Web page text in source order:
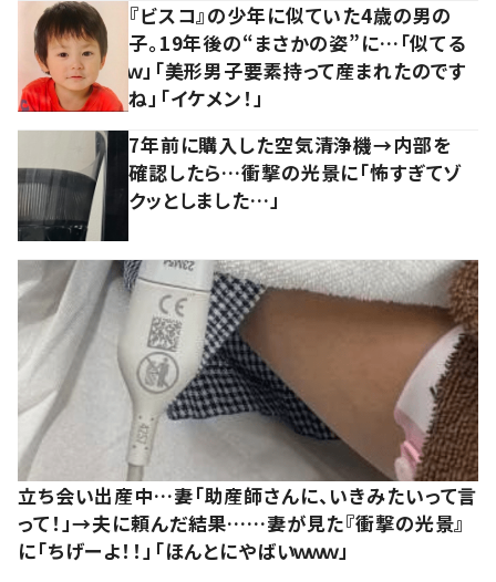
『ビスコ』の少年に似ていた4歳の男の
子。19年後の“まさかの姿”に…「似てる
ｗ」「美形男子要素持って産まれたのです
ね」「イケメン！」
7年前に購入した空気清浄機→内部を
確認したら…衝撃の光景に「怖すぎてゾ
クッとしました…」
立ち会い出産中…妻「助産師さんに、いきみたいって言
って！」→夫に頼んだ結果……妻が見た『衝撃の光景』
に「ちげーよ！！」「ほんとにやばいｗｗｗ」